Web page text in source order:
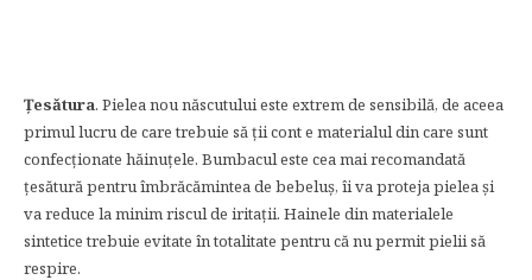
Țesătura. Pielea nou născutului este extrem de sensibilă, de aceea
primul lucru de care trebuie să ții cont e materialul din care sunt
confecționate hăinuțele. Bumbacul este cea mai recomandată
țesătură pentru îmbrăcămintea de bebeluș, îi va proteja pielea și
va reduce la minim riscul de iritații. Hainele din materialele
sintetice trebuie evitate în totalitate pentru că nu permit pielii să
respire.